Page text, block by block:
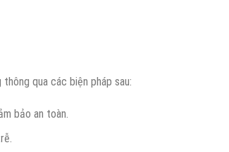
qua các biện pháp sau:
bảo an toàn.